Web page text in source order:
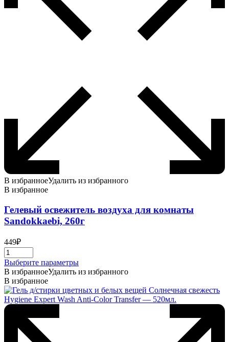
В избранноеУдалить из избранного
В избранное
Гелевый освежитель воздуха для комнаты
Sandokkaebi, 260г
449₽
Выберите параметрыЭтот
товар
несколько
вариаций.
В избранноеУдалить из избранного
В избранное